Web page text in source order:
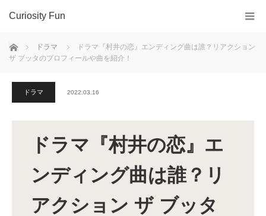
Curiosity Fun
ホーム ドラマ
ドラマ『村井の恋』エンディング曲は誰？リアクション
ザ ブッタのプロフィールや曲を紹介！
ドラマ 2022.03.16
ドラマ『村井の恋』エ
ンディング曲は誰？リ
アクション ザ ブッタ